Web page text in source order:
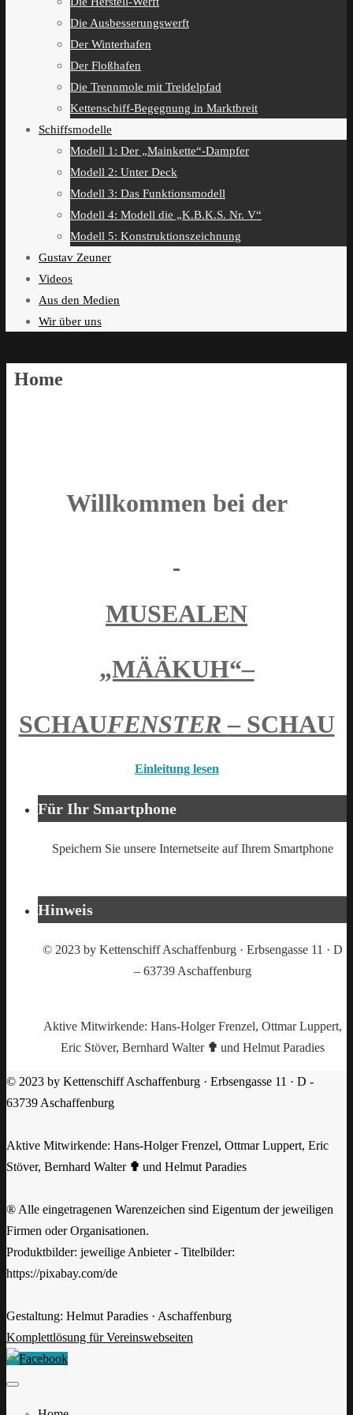
Die Ausbesserungswerft
Der Winterhafen
Der Floßhafen
Die Trennmole mit Treidelpfad
Kettenschiff-Begegnung in Marktbreit
Schiffsmodelle
Modell 1: Der „Mainkette“-Dampfer
Modell 2: Unter Deck
Modell 3: Das Funktionsmodell
Modell 4: Modell die „K.B.K.S. Nr. V“
Modell 5: Konstruktionszeichnung
Gustav Zeuner
Videos
Aus den Medien
Wir über uns
Home
Willkommen bei der
MUSEALEN
„MÄÄKUH“–
SCHAUFENSTER– SCHAU
Einleitung lesen
Für Ihr Smartphone
Speichern Sie unsere Internetseite auf Ihrem Smartphone
Hinweis
© 2023 by Kettenschiff Aschaffenburg · Erbsengasse 11 · D
– 63739 Aschaffenburg
Aktive Mitwirkende: Hans-Holger Frenzel, Ottmar Luppert,
Eric Stöver, Bernhard Walter ✟ und Helmut Paradies
© 2023 by Kettenschiff Aschaffenburg · Erbsengasse 11 · D -
63739 Aschaffenburg
Aktive Mitwirkende: Hans-Holger Frenzel, Ottmar Luppert, Eric
Stöver, Bernhard Walter ✟ und Helmut Paradies
® Alle eingetragenen Warenzeichen sind Eigentum der jeweiligen
Firmen oder Organisationen.
Produktbilder: jeweilige Anbieter - Titelbilder:
https://pixabay.com/de
Gestaltung: Helmut Paradies · Aschaffenburg
Komplettlösung für Vereinswebseiten